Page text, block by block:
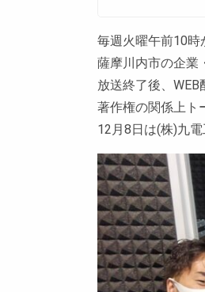
毎週火曜午前10時
薩摩川内市の企業
放送終了後、WEB
著作権の関係上ト
12月8日は(株)九